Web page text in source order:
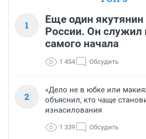
1
Еще один якутянин
России. Он служил
самого начала
1 454 Обсудить
2
«Дело не в юбке или
объяснил, кто чаще
изнасилования
1 339 Обсудить